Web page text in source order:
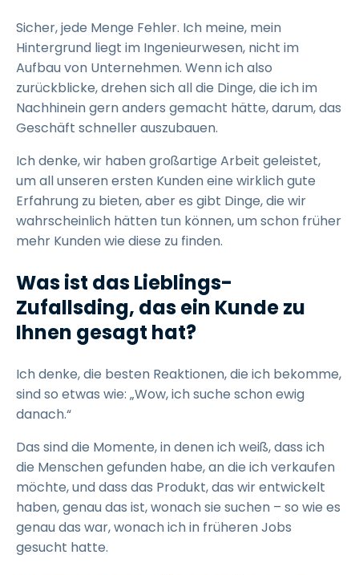
Sicher, jede Menge Fehler. Ich meine, mein
Hintergrund liegt im Ingenieurwesen, nicht im
Aufbau von Unternehmen. Wenn ich also
zurückblicke, drehen sich all die Dinge, die ich im
Nachhinein gern anders gemacht hätte, darum, das
Geschäft schneller auszubauen.
Ich denke, wir haben großartige Arbeit geleistet,
um all unseren ersten Kunden eine wirklich gute
Erfahrung zu bieten, aber es gibt Dinge, die wir
wahrscheinlich hätten tun können, um schon früher
mehr Kunden wie diese zu finden.
Was ist das Lieblings-
Zufallsding, das ein Kunde zu
Ihnen gesagt hat?
Ich denke, die besten Reaktionen, die ich bekomme,
sind so etwas wie: „Wow, ich suche schon ewig
danach.“
Das sind die Momente, in denen ich weiß, dass ich
die Menschen gefunden habe, an die ich verkaufen
möchte, und dass das Produkt, das wir entwickelt
haben, genau das ist, wonach sie suchen – so wie es
genau das war, wonach ich in früheren Jobs
gesucht hatte.